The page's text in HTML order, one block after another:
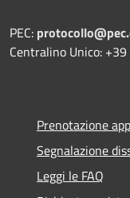
PEC:
Centralino Unico:
Prenotazione
Segnalazione
Leggi le FAQ